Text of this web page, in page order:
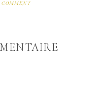
COMMENT